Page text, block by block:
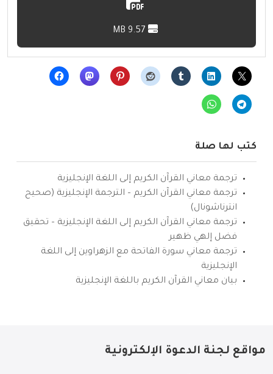
كتب لها صلة
ترجمة معاني القرآن الكريم إلى اللغة الإنجليزية
ترجمة معاني القرآن الكريم – الترجمة الإنجليزية (صحيح
انترناشونال)
ترجمة معاني القرآن الكريم إلى اللغة الإنجليزية – تحقيق
فضل إلهي ظهير
ترجمة معاني سورة الفاتحة مع الزهراوين إلى اللغة
الإنجليزية
بيان معاني القرآن الكريم باللغة الإنجليزية
مواقع لجنة الدعوة الإلكترونية